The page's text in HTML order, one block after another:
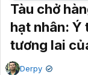
Tàu chở
hạt nhân:
tương lai
Derpy ✔